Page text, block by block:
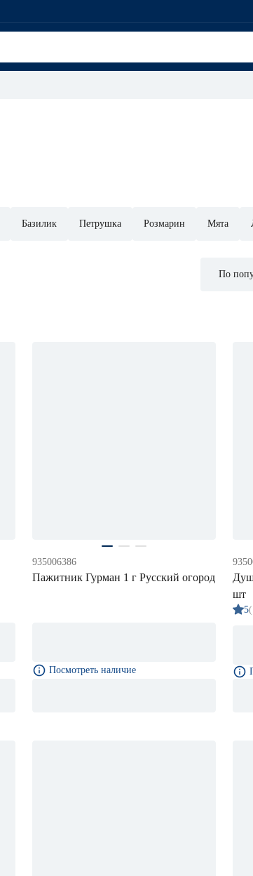
Базилик Петрушка Розмарин Мята
По
935006386
Пажитник Гурман 1 г Русский огород
Посмотреть наличие
шт
5